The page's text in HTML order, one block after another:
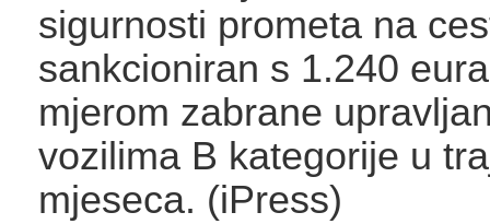
sigurnosti prometa na
sankcioniran s 1.240
mjerom zabrane
vozilima B kategorije u
mjeseca. (iPress)